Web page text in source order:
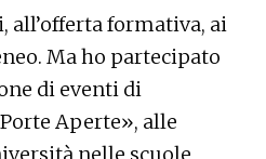
formativa, ai
Ma ho partecipato
di eventi di
Aperte», alle